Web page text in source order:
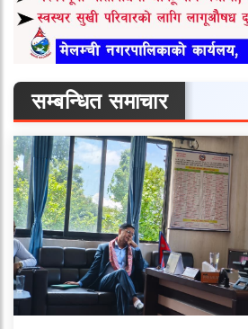
सम्बन्धित समाचार